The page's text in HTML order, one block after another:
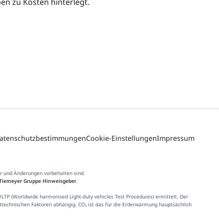
Cookie-EinstellungenImpressum
Änderungen vorbehalten sind.
Gruppe Hinweisgeber.
(Worldwide harmonised Light-duty vehicles Test Procedures) ermittelt. Der
Faktoren abhängig. CO₂ ist das für die Erderwärmung hauptsächlich